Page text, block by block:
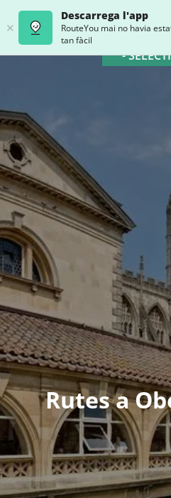
Descarrega l'app
RouteYou mai no havia
tan fàcil
-
Rutes a